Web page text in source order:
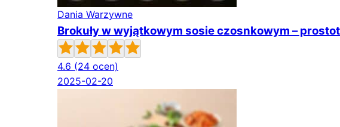
Dania Warzywne
Brokuły w wyjątkowym sosie czosnkowym –
4.6 (24 ocen)
2025-02-20